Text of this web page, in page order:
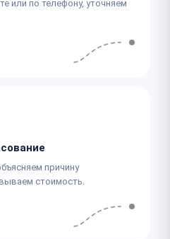
или по телефону, уточняем
причину
стоимость.